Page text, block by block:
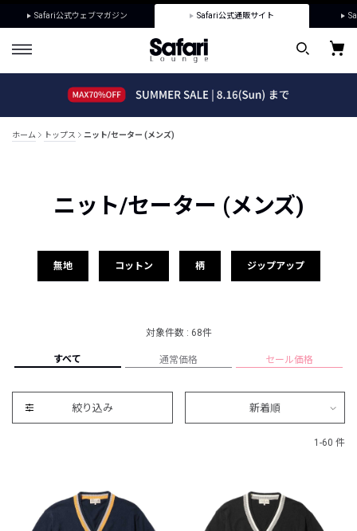
Safari公式ウェブマガジン Safari公式通販サイト
ホーム トップス ニット/セーター (メンズ)
ニット/セーター (メンズ)
無地 コットン 柄 ジップアップ
対象件数 : 68件
すべて 通常価格 セール価格
絞り込み 新着順
1-60 件